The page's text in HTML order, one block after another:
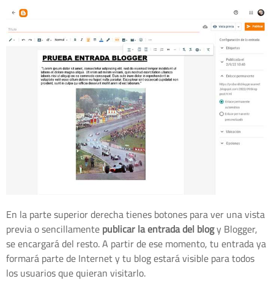
En la parte superior derecha tienes botones para ver una vista
previa o sencillamentepublicar la entrada del blogy Blogger,
se encargará del resto. A partir de ese momento, tu entrada ya
formará parte de Internet y tu blog estará visible para todos
los usuarios que quieran visitarlo.